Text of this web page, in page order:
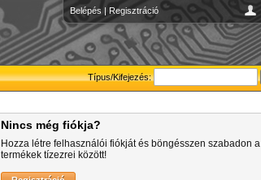
Belépés | Regisztráció
Típus/Kifejezés:
Nincs még fiókja?
Hozza létre felhasználói fiókját és böngésszen szabadon a
termékek tízezrei között!